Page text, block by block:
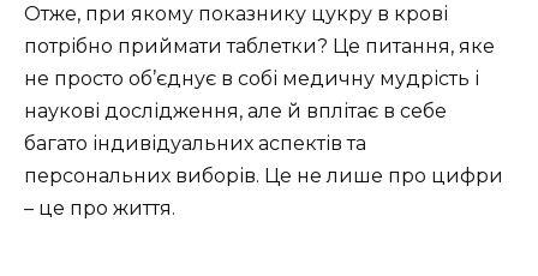
Отже, при якому показнику цукру в крові
потрібно приймати таблетки? Це питання, яке
не просто об’єднує в собі медичну мудрість і
наукові дослідження, але й вплітає в себе
багато індивідуальних аспектів та
персональних виборів. Це не лише про цифри
– це про життя.